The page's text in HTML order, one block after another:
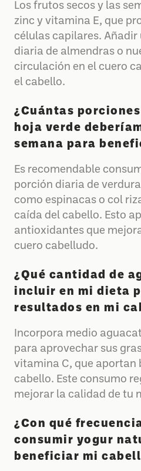
Los frutos secos y las
zinc y vitamina E, que
células capilares.
diaria de almendras o
circulación en el cuero
el cabello.
¿Cuántas
hoja verde
semana para
Es recomendable
porción diaria de
como espinacas o col
caída del cabello. Esto
antioxidantes que
cuero cabelludo.
¿Qué cantidad de
incluir en mi dieta
resultados en mi
Incorpora medio
para aprovechar sus
vitamina C, que aportan
cabello. Este consumo
mejorar la calidad de tu
¿Con qué
consumir yogur
beneficiar mi